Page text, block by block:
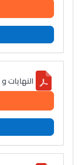
النهايات